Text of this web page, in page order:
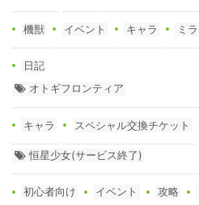
機獣 イベント キャラ ミ
日記
オトギフロンティア
キャラ スペシャル交換チケット
恒星少女(サービス終了)
初心者向け イベント 攻略